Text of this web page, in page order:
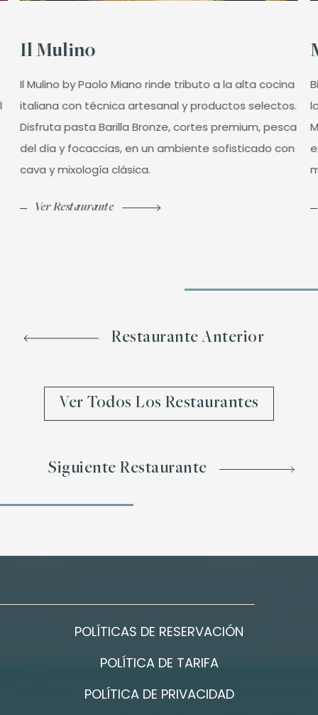
Il Mulino
Il Mulino by Paolo Miano rinde tributo a la alta cocina
italiana con técnica artesanal y productos selectos.
Disfruta pasta Barilla Bronze, cortes premium, pesca
del día y focaccias, en un ambiente sofisticado con
cava y mixología clásica.
Ver Restaurante
Restaurante Anterior
Ver Todos Los Restaurantes
Siguiente Restaurante
POLÍTICAS DE RESERVACIÓN
POLÍTICA DE TARIFA
POLÍTICA DE PRIVACIDAD